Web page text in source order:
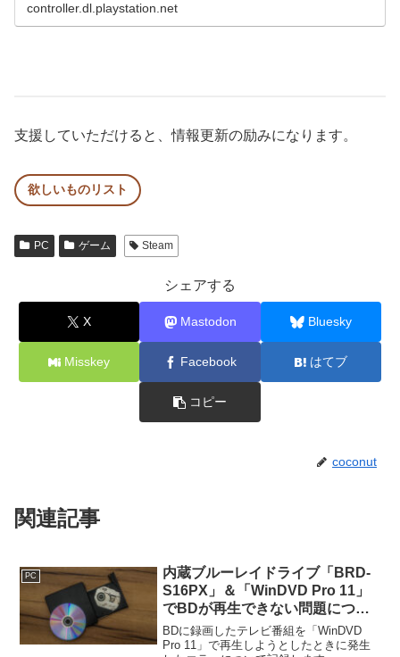
controller.dl.playstation.net
支援していただけると、情報更新の励みになります。
欲しいものリスト
PC ゲーム Steam
シェアする
X Mastodon Bluesky
Misskey Facebook はてブ
コピー
coconut
関連記事
PC
内蔵ブルーレイドライブ「BRD-
S16PX」＆「WinDVD Pro 11」
でBDが再生できない問題につい
て
BDに録画したテレビ番組を「WinDVD
Pro 11」で再生しようとしたときに発生